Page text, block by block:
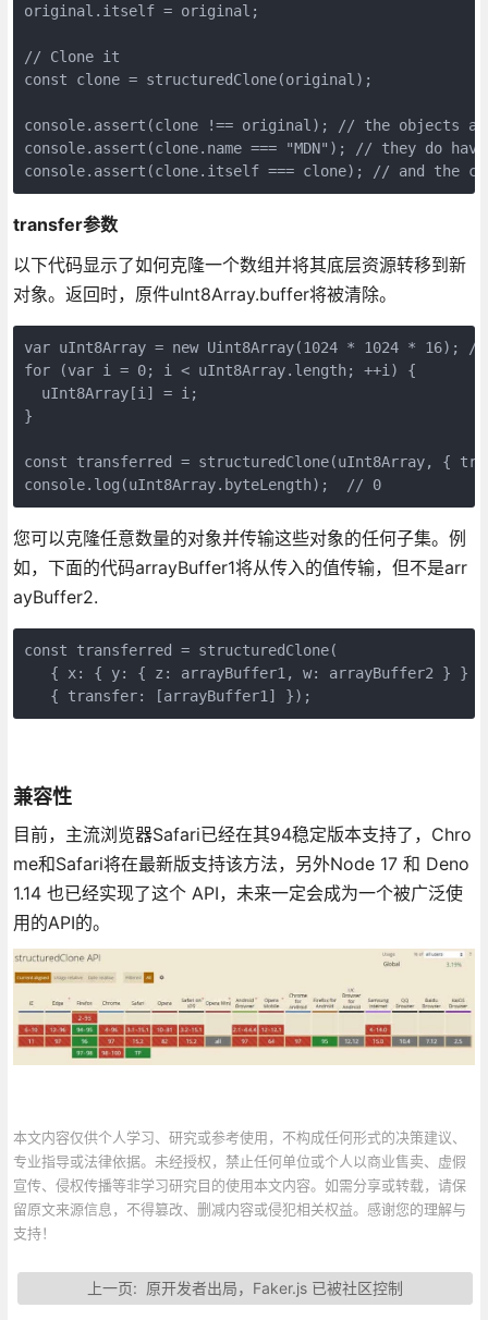
original.itself = original;
// Clone it
const clone = structuredClone(original);
console.assert(clone !== original); // the objects
console.assert(clone.name === "MDN"); // they do
console.assert(clone.itself === clone); // and the
transfer参数
以下代码显示了如何克隆一个数组并将其底层资源转移到新
对象。返回时，原件uInt8Array.buffer将被清除。
var uInt8Array = new Uint8Array(1024 * 1024 * 16); //
for (var i = 0; i < uInt8Array.length; ++i) {
  uInt8Array[i] = i;
}
const transferred = structuredClone(uInt8Array, {
console.log(uInt8Array.byteLength);  // 0
您可以克隆任意数量的对象并传输这些对象的任何子集。例
如，下面的代码arrayBuffer1将从传入的值传输，但不是arr
ayBuffer2.
const transferred = structuredClone(
{ x: { y: { z: arrayBuffer1, w: arrayBuffer2 } }
   { transfer: [arrayBuffer1] });
兼容性
目前，主流浏览器Safari已经在其94稳定版本支持了，Chro
me和Safari将在最新版支持该方法，另外Node 17 和 Deno
1.14 也已经实现了这个 API，未来一定会成为一个被广泛使
用的API的。
本文内容仅供个人学习、研究或参考使用，不构成任何形式的决策建议、
专业指导或法律依据。未经授权，禁止任何单位或个人以商业售卖、虚假
宣传、侵权传播等非学习研究目的使用本文内容。如需分享或转载，请保
留原文来源信息，不得篡改、删减内容或侵犯相关权益。感谢您的理解与
支持！
上一页: 原开发者出局，Faker.js 已被社区控制